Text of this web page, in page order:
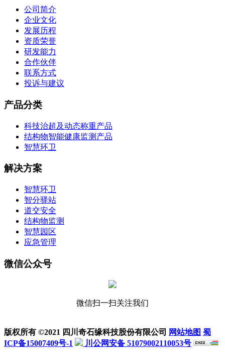
公司简介
企业文化
发展历程
资质荣誉
研发能力
合作伙伴
联系方式
投诉与建议
产品分类
科技治超及动态称重产品
结构物智能健康监测产品
智慧环卫
解决方案
智慧环卫
智分驿站
道交安全
结构物监测
智慧园区
应急管理
微信公众号
微信扫一扫关注我们
版权所有 ©2021 四川奇石缘科技股份有限公司 网站地图 蜀
ICP备15007409号-1
川公网安备 51079002110053号